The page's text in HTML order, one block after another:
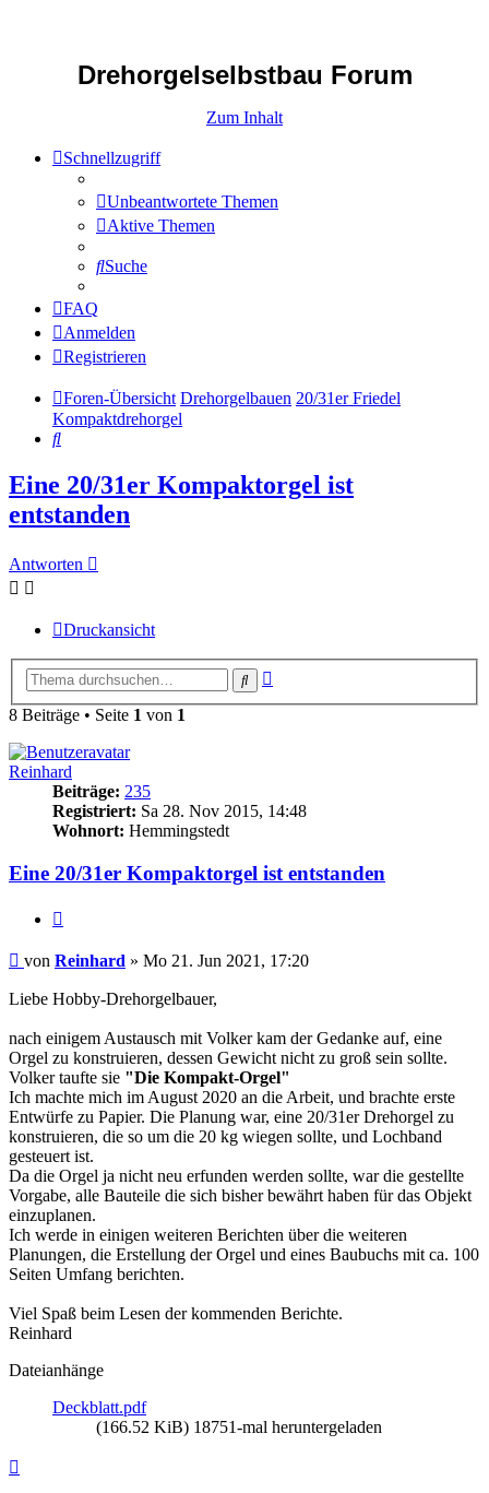
Drehorgelselbstbau Forum
Zum Inhalt
Schnellzugriff
Unbeantwortete Themen
Aktive Themen
Suche
FAQ
Anmelden
Registrieren
Foren-Übersicht Drehorgelbauen 20/31er Friedel
Kompaktdrehorgel
Suche
Eine 20/31er Kompaktorgel ist
entstanden
Antworten
Druckansicht
Suche
8 Beiträge • Seite 1 von 1
Reinhard
Beiträge: 235
Registriert: Sa 28. Nov 2015, 14:48
Wohnort: Hemmingstedt
Eine 20/31er Kompaktorgel ist entstanden
Beitrag
von Reinhard » Mo 21. Jun 2021, 17:20
Liebe Hobby-Drehorgelbauer,
nach einigem Austausch mit Volker kam der Gedanke auf, eine
Orgel zu konstruieren, dessen Gewicht nicht zu groß sein sollte.
Volker taufte sie "Die Kompakt-Orgel"
Ich machte mich im August 2020 an die Arbeit, und brachte erste
Entwürfe zu Papier. Die Planung war, eine 20/31er Drehorgel zu
konstruieren, die so um die 20 kg wiegen sollte, und Lochband
gesteuert ist.
Da die Orgel ja nicht neu erfunden werden sollte, war die gestellte
Vorgabe, alle Bauteile die sich bisher bewährt haben für das Objekt
einzuplanen.
Ich werde in einigen weiteren Berichten über die weiteren
Planungen, die Erstellung der Orgel und eines Baubuchs mit ca. 100
Seiten Umfang berichten.
Viel Spaß beim Lesen der kommenden Berichte.
Reinhard
Dateianhänge
Deckblatt.pdf
(166.52 KiB) 18751-mal heruntergeladen